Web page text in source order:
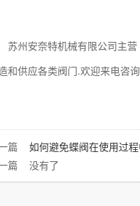
苏州安奈特机械有限公司主营
和供应各类阀门.欢迎来电咨
篇 如何避免蝶阀在使用过
篇 没有了